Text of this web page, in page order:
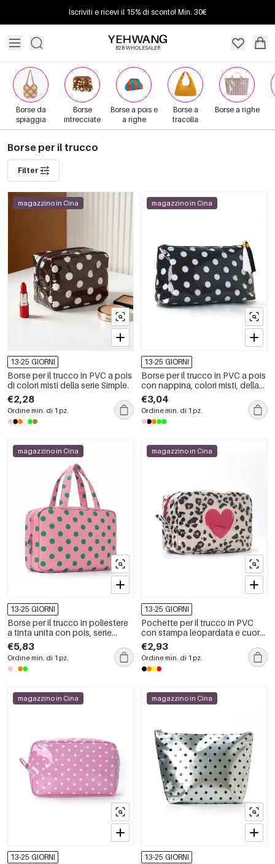
Iscriviti e ricevi il 15% di sconto! Min. 30€
B2B WHOLESALER
Borse da
spiaggia
Borse
intrecciate
Borse a pois e
a righe
Borse a
tracolla
Borse a righe
Borse per il trucco
Filter
magazzino in Cina
13-25 GIORNI
Borse per il trucco in PVC a pois
di colori misti della serie Simple.
€2,28
Ordine min. di 1 pz.
magazzino in Cina
13-25 GIORNI
Borse per il trucco in PVC a pois
con nappina, colori misti, della
serie Simple.
€3,04
Ordine min. di 1 pz.
magazzino in Cina
13-25 GIORNI
Borse per il trucco in poliestere
a tinta unita con pois, serie
Simple.
€5,83
Ordine min. di 1 pz.
magazzino in Cina
13-25 GIORNI
Pochette per il trucco in PVC
con stampa leopardata e cuore,
serie Simple, casual.
€2,93
Ordine min. di 1 pz.
magazzino in Cina
13-25 GIORNI
magazzino in Cina
13-25 GIORNI